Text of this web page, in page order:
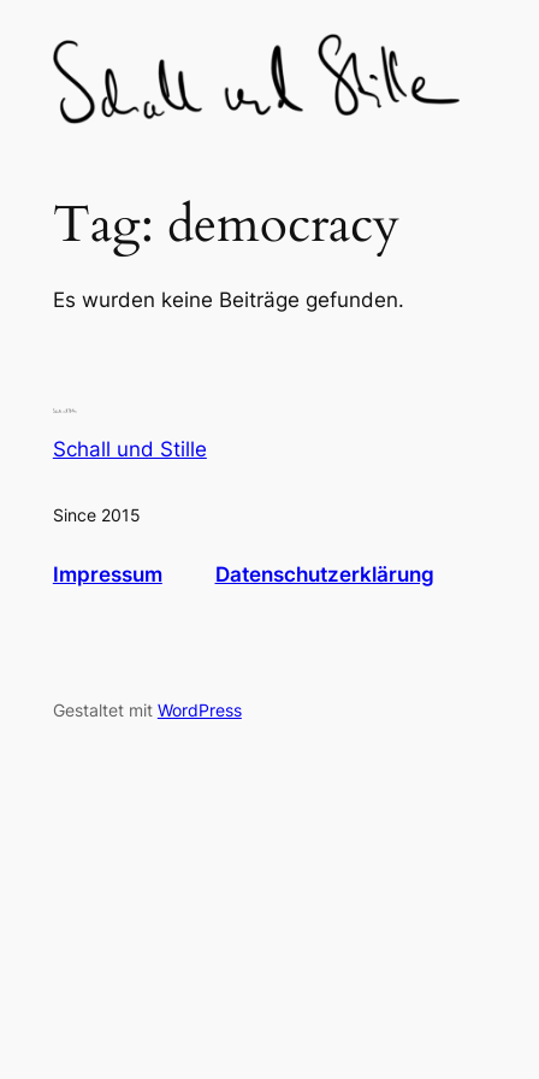
content
Tag: democracy
Es wurden keine Beiträge gefunden.
Schall und Stille
Since 2015
Impressum Datenschutzerklärung
Gestaltet mit WordPress